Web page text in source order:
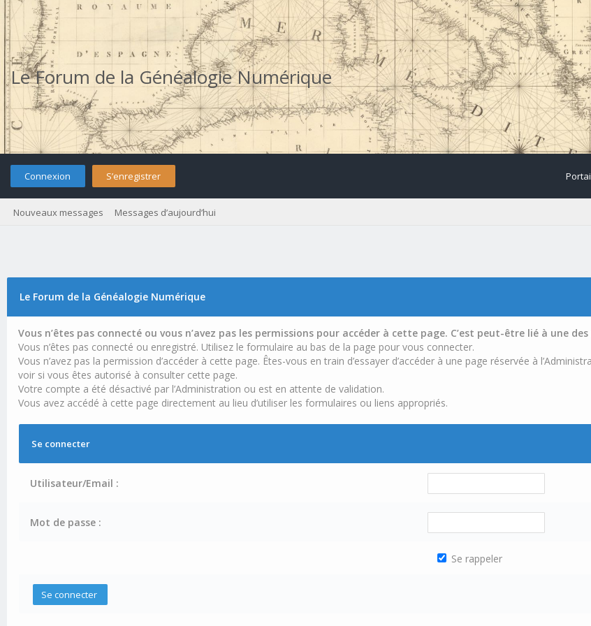
Le Forum de la Généalogie Numérique
Connexion S’enregistrer
Nouveaux messages Messages d’aujourd’hui
Le Forum de la Généalogie Numérique
Vous n’êtes pas connecté ou vous n’avez pas les permissions pour accéder à cette page. C’est peut-être lié à une
Vous n’êtes pas connecté ou enregistré. Utilisez le formulaire au bas de la page pour vous connecter.
Vous n’avez pas la permission d’accéder à cette page. Êtes-vous en train d’essayer d’accéder à une page réservée à
voir si vous êtes autorisé à consulter cette page.
Votre compte a été désactivé par l’Administration ou est en attente de validation.
Vous avez accédé à cette page directement au lieu d’utiliser les formulaires ou liens appropriés.
Se connecter
Utilisateur/Email :
Mot de passe :
Se rappeler